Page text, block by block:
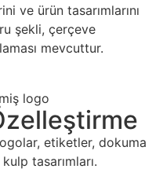
ve ürün tasarımlarını
şekli, çerçeve
mevcuttur.
etiketler, dokuma
tasarımları.